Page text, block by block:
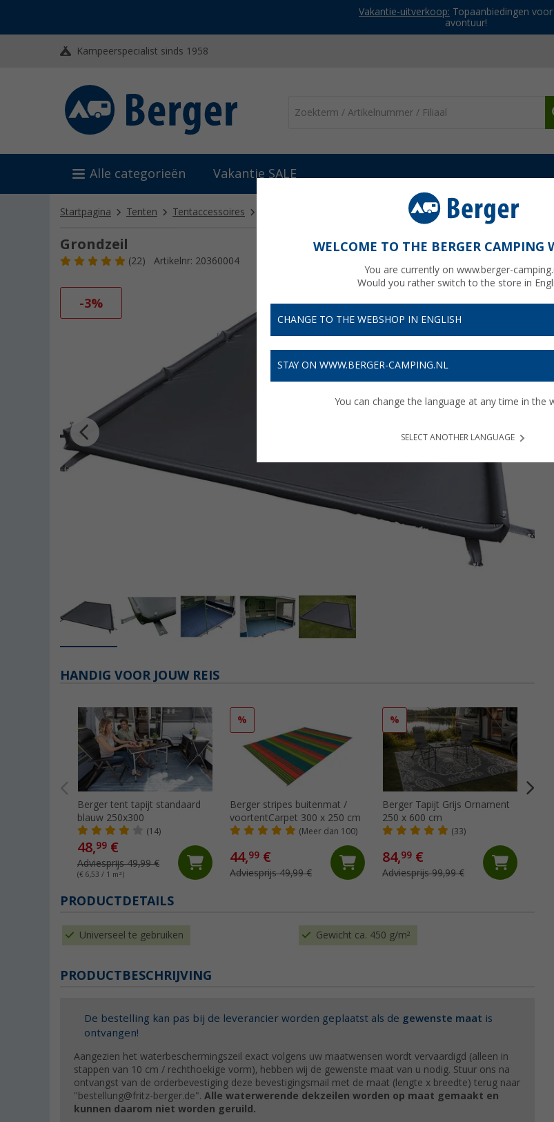
Vakantie-uitverkoop: Topaanbiedingen
avontuur!
Kampeerspecialist sinds 1958
Alle categorieën Vakantie SALE
Startpagina Tenten Tentaccessoires Grondzeil
Grondzeil
(22) Artikelnr: 20360004
-3%
HANDIG VOOR JOUW REIS
Berger tent tapijt standaard
blauw 250x300
(14)
48,99 €
Adviesprijs 49,99 €
(€ 6,53 / 1 m²)
%
Berger stripes buitenmat /
voortentCarpet 300 x 250 cm
(Meer dan 100)
44,99 €
Adviesprijs 49,99 €
%
Berger Tapijt Grijs Ornament
250 x 600 cm
(33)
84,99 €
Adviesprijs 99,99 €
PRODUCTDETAILS
Universeel te gebruiken Gewicht ca. 450 g/m²
PRODUCTBESCHRIJVING
De bestelling kan pas bij de leverancier worden geplaatst als de gewenste maat is
ontvangen!
Aangezien het waterbeschermingszeil exact volgens uw maatwensen wordt vervaardigd (alleen in
stappen van 10 cm / rechthoekige vorm), hebben wij de gewenste maat van u nodig. Stuur ons na
ontvangst van de orderbevestiging deze bevestigingsmail met de maat (lengte x breedte) terug naar
"bestellung@fritz-berger.de". Alle waterwerende dekzeilen worden op maat gemaakt en
kunnen daarom niet worden geruild.
WELCOME TO THE BERGER CAMPING
You are currently on www.berger-
Would you rather switch to the store in
CHANGE TO THE WEBSHOP IN ENGLISH
STAY ON WWW.BERGER-CAMPING.NL
You can change the language at any time in the
SELECT ANOTHER LANGUAGE